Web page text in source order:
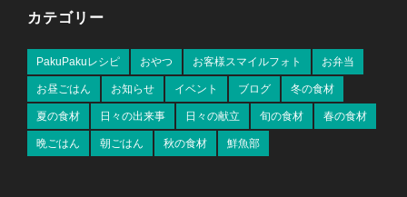
カテゴリー
PakuPakuレシピ おやつ お客様スマイルフォト お弁当
お昼ごはん お知らせ イベント ブログ 冬の食材
夏の食材 日々の出来事 日々の献立 旬の食材 春の食材
晩ごはん 朝ごはん 秋の食材 鮮魚部